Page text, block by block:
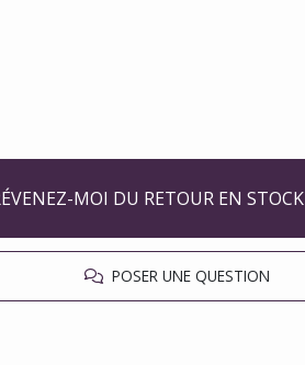
MOI DU RETOUR EN STOCK
POSER UNE QUESTION